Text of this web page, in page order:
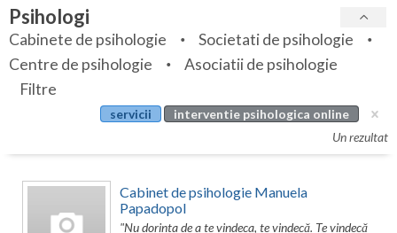
Bihor
Bistrita-Nasaud
Botosani
Specialitati
Servicii
Articole
Evenimente
Cabinet
Psihologi
Cabinete de psihologie
Societati de psihologie
Centre de psihologie
Asociatii de psihologie
Filtre
servicii
interventie psihologica online
Un rezultat
Cabinet de psihologie Manuela
Papadopol
"Nu dorinta de a te vindeca, te vindecă. Te vindecă